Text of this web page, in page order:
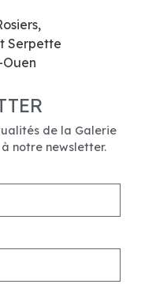
Serpette
de la Galerie
notre newsletter.